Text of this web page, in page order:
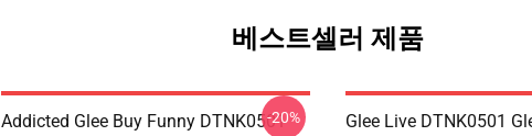
베스트셀러 제품
Addicted Glee Buy Funny DTNK0501-20% Glee Live DTNK0501